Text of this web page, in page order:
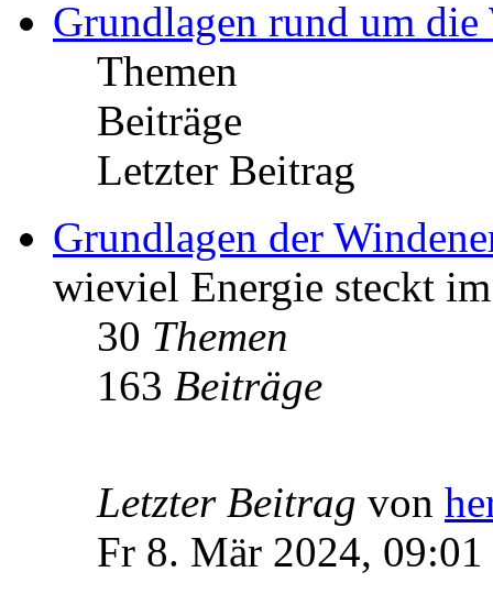
Grundlagen rund um
Themen
Beiträge
Letzter Beitrag
Grundlagen der
wieviel Energie steckt
30 Themen
163 Beiträge
Letzter Beitrag von
Fr 8. Mär 2024, 09:01